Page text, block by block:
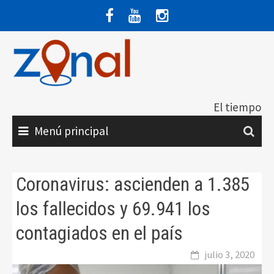
contenido
El tiempo
Menú principal
Coronavirus: ascienden a 1.385
los fallecidos y 69.941 los
contagiados en el país
julio 3, 2020